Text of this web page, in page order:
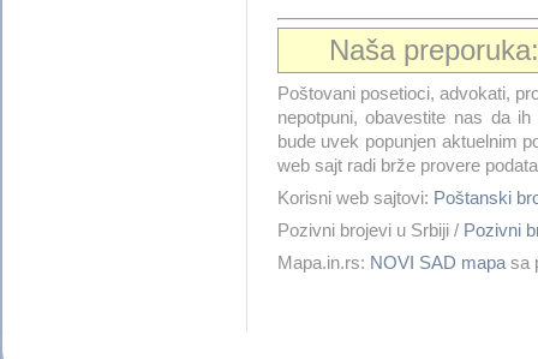
Naša
Poštovani posetioci, advokati,
nepotpuni, obavestite nas da
bude uvek popunjen aktuelnim
web sajt radi brže provere
Korisni web sajtovi: Poštanski
Pozivni brojevi u Srbiji / Pozivni
Mapa.in.rs: NOVI SAD mapasa